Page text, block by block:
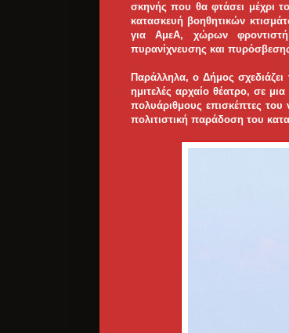
σκηνής που θα φτάσει μέχρι
κατασκευή βοηθητικών
για ΑμεΑ, χώρων
πυρανίχνευσης και
Παράλληλα, ο Δήμος
ημιτελές αρχαίο θέατρο, σε
πολυάριθμους επισκέπτες του
πολιτιστική παράδοση του